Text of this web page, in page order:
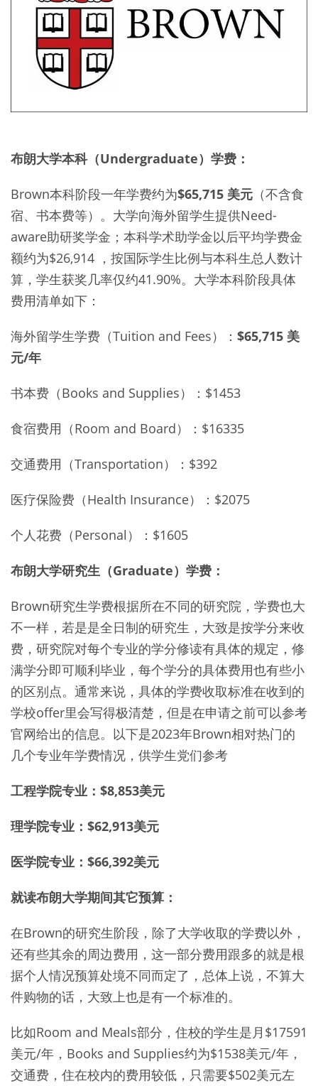
布朗大学本科（Undergraduate）学费：
Brown本科阶段一年学费约为$65,715 美元 （不含食
宿、书本费等）。大学向海外留学生提供Need-
aware助研奖学金；本科学术助学金以后平均学费金
额约为$26,914 ，按国际学生比例与本科生总人数计
算，学生获奖几率仅约41.90%。大学本科阶段具体
费用清单如下：
海外留学生学费（Tuition and Fees）： $65,715 美
元/年
书本费（Books and Supplies）：$1453
食宿费用（Room and Board）：$16335
交通费用（Transportation）：$392
医疗保险费（Health Insurance）：$2075
个人花费（Personal）：$1605
布朗大学研究生（Graduate）学费：
Brown研究生学费根据所在不同的研究院，学费也大
不一样，若是是全日制的研究生，大致是按学分来收
费，研究院对每个专业的学分修读有具体的规定，修
满学分即可顺利毕业，每个学分的具体费用也有些小
的区别点。通常来说，具体的学费收取标准在收到的
学校offer里会写得极清楚，但是在申请之前可以参考
官网给出的信息。以下是2023年Brown相对热门的
几个专业年学费情况，供学生党们参考
工程学院专业：$8,853美元
理学院专业：$62,913美元
医学院专业：$66,392美元
就读布朗大学期间其它预算：
在Brown的研究生阶段，除了大学收取的学费以外，
还有些其余的周边费用，这一部分费用跟多的就是根
据个人情况预算处境不同而定了，总体上说，不算大
件购物的话，大致上也是有一个标准的。
比如Room and Meals部分，住校的学生是月$17591
美元/年，Books and Supplies约为$1538美元/年，
交通费，住在校内的费用较低，只需要$502美元左